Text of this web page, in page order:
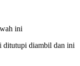
ini
ditutupi diambil dan ini